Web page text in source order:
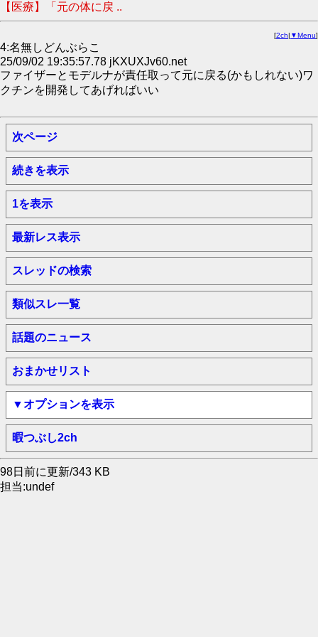
【医療】「元の体に戻 ..
[2ch| ▼Menu]
4:名無しどんぶらこ
25/09/02 19:35:57.78 jKXUXJv60.net
ファイザーとモデルナが責任取って元に戻る(かもしれない)ワ
クチンを開発してあげればいい
次ページ
続きを表示
1を表示
最新レス表示
スレッドの検索
類似スレ一覧
話題のニュース
おまかせリスト
▼オプションを表示
暇つぶし2ch
98日前に更新/343 KB
担当:undef